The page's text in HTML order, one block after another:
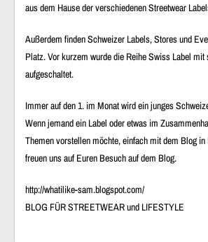
aus dem Hause der verschiedenen Streetwear
Außerdem finden Schweizer Labels, Stores und
Platz. Vor kurzem wurde die Reihe Swiss Label mit
aufgeschaltet.
Immer auf den 1. im Monat wird ein junges
Wenn jemand ein Label oder etwas im
Themen vorstellen möchte, einfach mit dem Blog
freuen uns auf Euren Besuch auf dem Blog.
http://whatilike-sam.blogspot.com/
BLOG FÜR STREETWEAR und LIFESTYLE